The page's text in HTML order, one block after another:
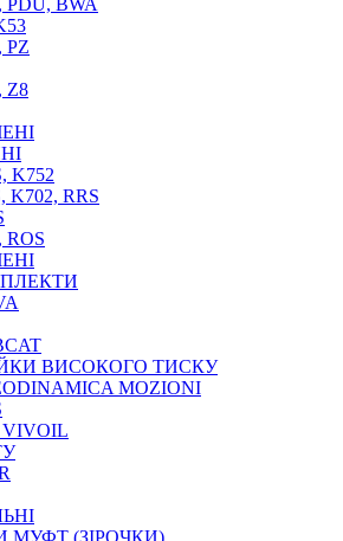
ОБЛАДНАННЯ
PDU, BWA
PZ
Z8
K752
K702, RRS
ROS
ВИСОКОГО ТИСКУ
MOZIONI
МУФТ (ЗІРОЧКИ)